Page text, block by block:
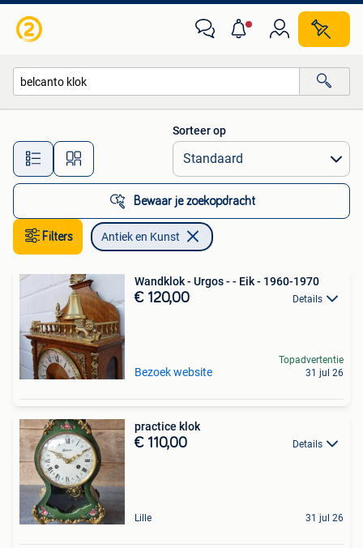
Alle afstanden…
Sorteer op
Bewaar je zoekopdracht
Filters Antiek en Kunst
Wandklok - Urgos - - Eik - 1960-1970
€ 120,00 Details
Bezoek website
Topadvertentie
31 jul 26
practice klok
€ 110,00 Details
Lille 31 jul 26